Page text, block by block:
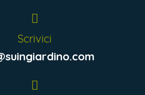
Scrivici